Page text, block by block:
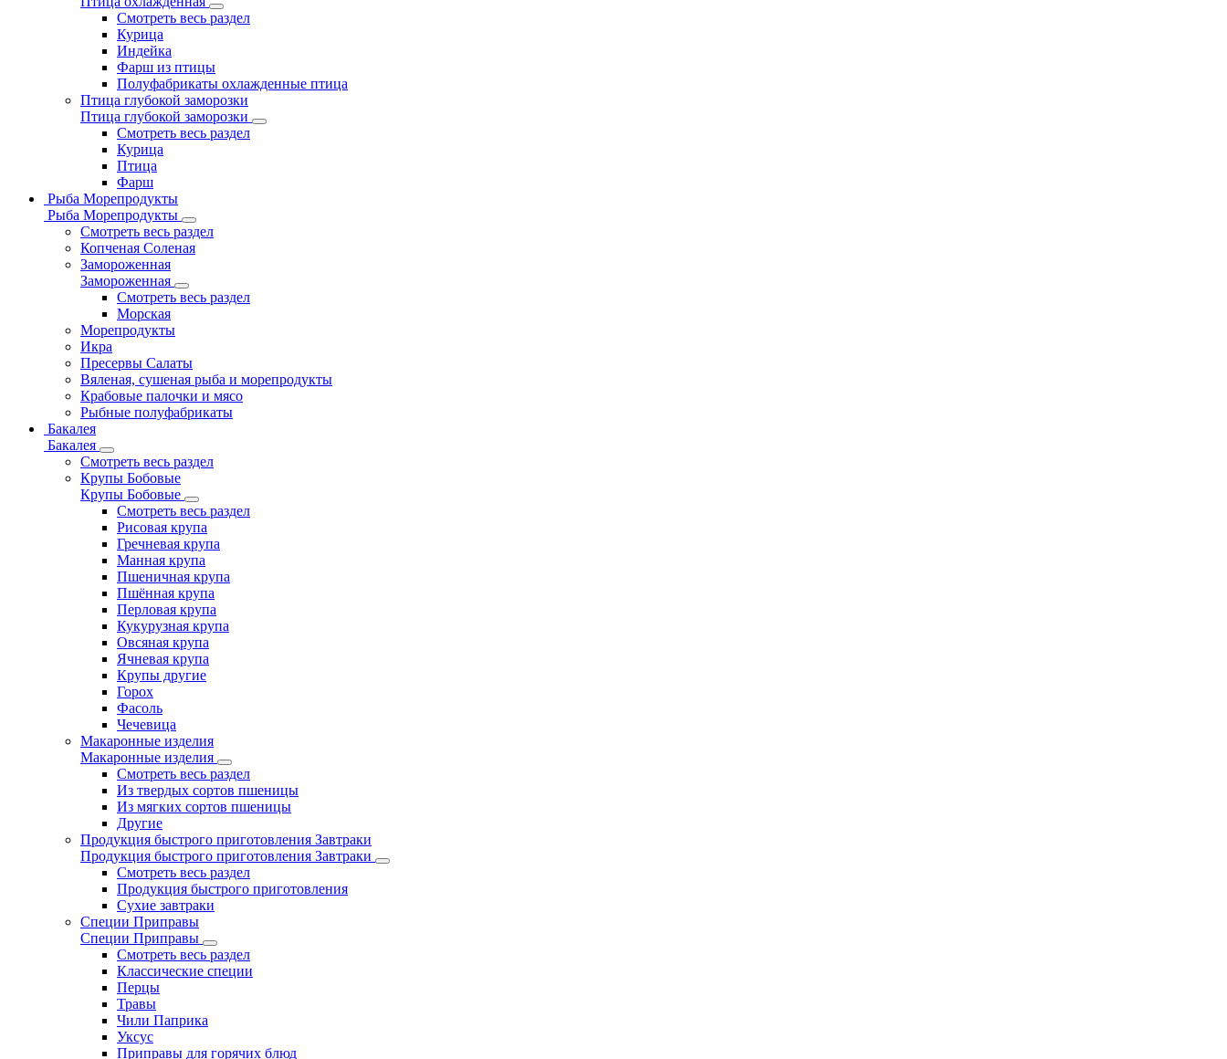
Смотреть весь раздел
Курица
Индейка
Фарш из птицы
Полуфабрикаты охлажденные птица
Птица глубокой заморозки
Птица глубокой заморозки
Смотреть весь раздел
Курица
Птица
Фарш
Рыба Морепродукты
Рыба Морепродукты
Смотреть весь раздел
Копченая Соленая
Замороженная
Замороженная
Смотреть весь раздел
Морская
Морепродукты
Икра
Пресервы Салаты
Вяленая, сушеная рыба и морепродукты
Крабовые палочки и мясо
Рыбные полуфабрикаты
Бакалея
Бакалея
Смотреть весь раздел
Крупы Бобовые
Крупы Бобовые
Смотреть весь раздел
Рисовая крупа
Гречневая крупа
Манная крупа
Пшеничная крупа
Пшённая крупа
Перловая крупа
Кукурузная крупа
Овсяная крупа
Ячневая крупа
Крупы другие
Горох
Фасоль
Чечевица
Макаронные изделия
Макаронные изделия
Смотреть весь раздел
Из твердых сортов пшеницы
Из мягких сортов пшеницы
Другие
Продукция быстрого приготовления Завтраки
Продукция быстрого приготовления Завтраки
Смотреть весь раздел
Продукция быстрого приготовления
Сухие завтраки
Специи Приправы
Специи Приправы
Смотреть весь раздел
Классические специи
Перцы
Травы
Чили Паприка
Уксус
Приправы для горячих блюд